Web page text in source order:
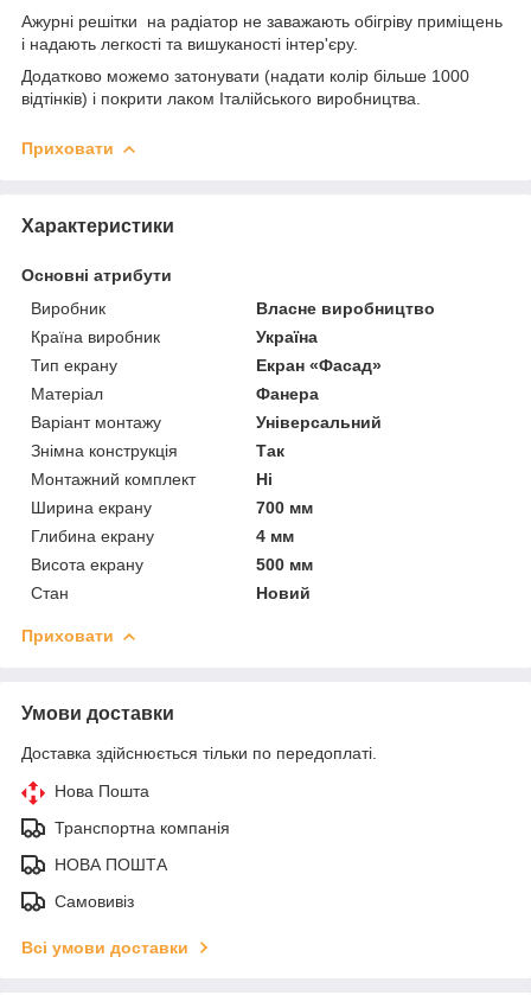
Ажурні решітки на радіатор не заважають обігріву приміщень
і надають легкості та вишуканості інтер'єру.
Додатково можемо затонувати (надати колір більше 1000
відтінків) і покрити лаком Італійського виробництва.
Приховати
Характеристики
Основні атрибути
Виробник
Власне виробництво
Країна виробник
Україна
Тип екрану
Екран «Фасад»
Матеріал
Фанера
Варіант монтажу
Універсальний
Знімна конструкція
Так
Монтажний комплект
Ні
Ширина екрану
700 мм
Глибина екрану
4 мм
Висота екрану
500 мм
Стан
Новий
Приховати
Умови доставки
Доставка здійснюється тільки по передоплаті.
Нова Пошта
Транспортна компанія
НОВА ПОШТА
Самовивіз
Всі умови доставки